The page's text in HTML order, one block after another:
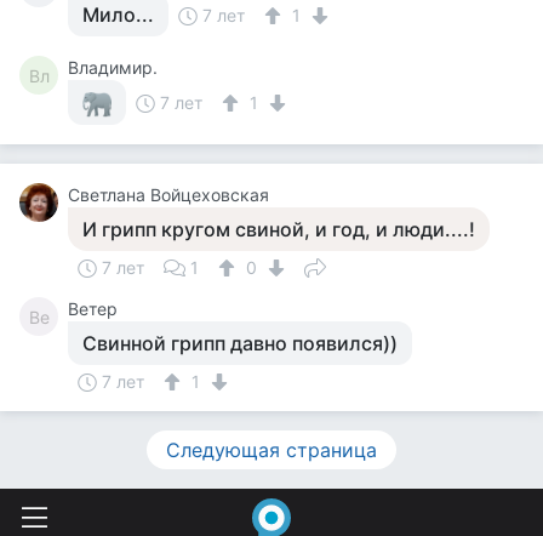
Мило... 7 лет 1
Вл
Владимир.
7 лет
1
Светлана Войцеховская
И грипп кругом свиной, и год, и люди....!
7 лет 1 0
Ве Ветер
Свинной грипп давно появился))
7 лет 1
Следующая страница